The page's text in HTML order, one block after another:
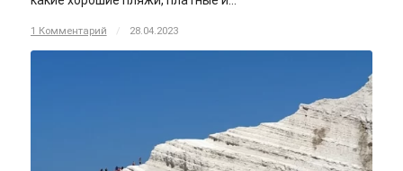
1 Комментарий / 28.04.2023